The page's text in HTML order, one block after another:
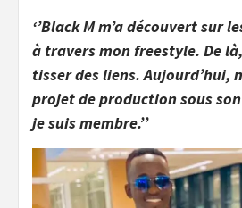
‘’Black M m’a découvert sur
à travers mon freestyle. De
tisser des liens. Aujourd’hui,
projet de production sous
je suis membre.’’